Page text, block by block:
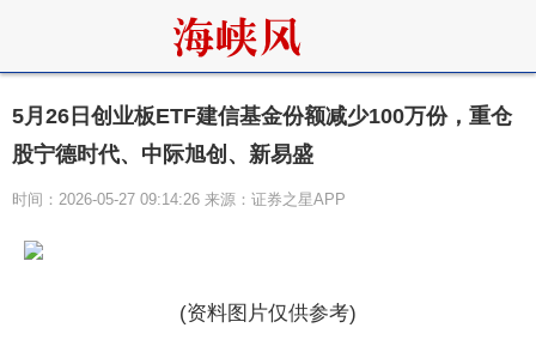
5月26日创业板ETF建信基金份额减少100万份，重仓
股宁德时代、中际旭创、新易盛
时间：2026-05-27 09:14:26 来源：证券之星APP
(资料图片仅供参考)